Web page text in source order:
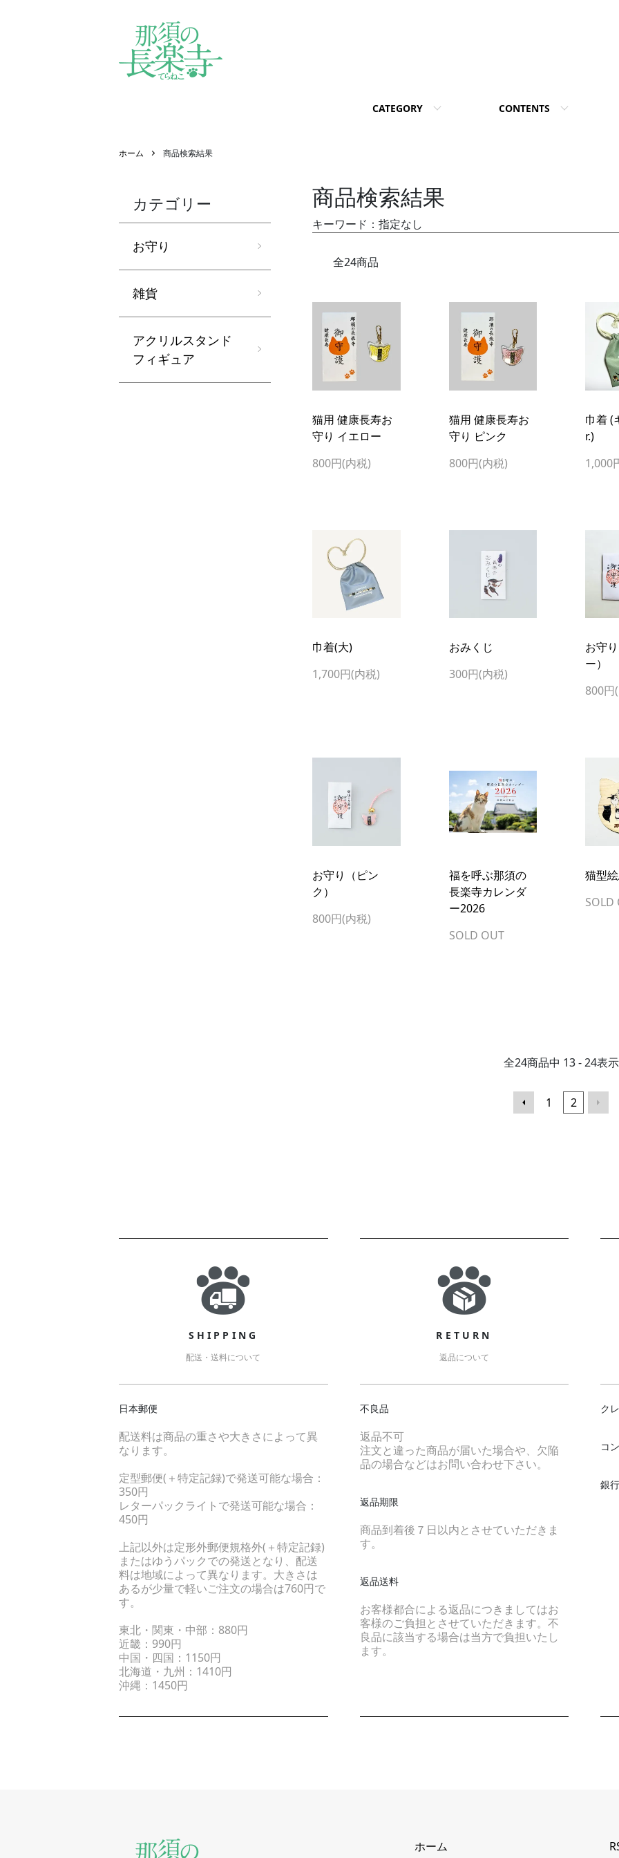
CATEGORY CONTENTS
ホーム 商品検索結果
商品検索結果
キーワード：指定なし
全24商品
猫用 健康長寿お
守り イエロー
800円(内税)
猫用 健康長寿お
守り ピンク
800円(内税)
巾着 (
r.)
1,000
巾着(大)
1,700円(内税)
おみくじ
300円(内税)
お守
ー）
800円
お守り（ピン
ク）
800円(内税)
福を呼ぶ那須の
長楽寺カレンダ
ー2026
SOLD OUT
猫型
SOLD
全24商品中 13 - 24表示
1 2
カテゴリー
お守り
雑貨
アクリルスタンド
フィギュア
SHIPPING
配送・送料について
日本郵便
配送料は商品の重さや大きさによって異
なります。
定型郵便(＋特定記録)で発送可能な場合：
350円
レターパックライトで発送可能な場合：
450円
上記以外は定形外郵便規格外(＋特定記録)
またはゆうパックでの発送となり、配送
料は地域によって異なります。大きさは
あるが少量で軽いご注文の場合は760円で
す。
東北・関東・中部：880円
近畿：990円
中国・四国：1150円
北海道・九州：1410円
沖縄：1450円
RETURN
返品について
不良品
返品不可
注文と違った商品が届いた場合や、欠陥
品の場合などはお問い合わせ下さい。
返品期限
商品到着後７日以内とさせていただきま
す。
返品送料
お客様都合による返品につきましてはお
客様のご負担とさせていただきます。不
良品に該当する場合は当方で負担いたし
ます。
ク
コ
銀
ホーム